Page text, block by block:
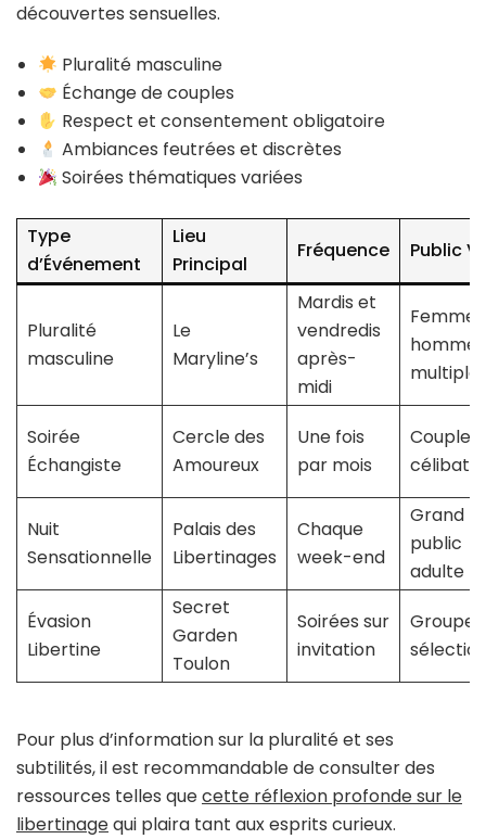
découvertes sensuelles.
Pluralité masculine
Échange de couples
Respect et consentement obligatoire
Ambiances feutrées et discrètes
Soirées thématiques variées
Type
d’Événement
Lieu
Principal
Fréquence Public
Pluralité
masculine
Le
Maryline’s
Mardis et
vendredis
après-
midi
hommes
Soirée
Échangiste
Cercle des
Amoureux
Une fois
par mois
Couples
Nuit
Sensationnelle
Palais des
Libertinages
Chaque
week-end
Grand
public
adulte
Évasion
Libertine
Secret
Garden
Toulon
Soirées sur
invitation
Groupes
Pour plus d’information sur la pluralité et ses
subtilités, il est recommandable de consulter des
ressources telles quecette réflexion profonde sur le
libertinagequi plaira tant aux esprits curieux.